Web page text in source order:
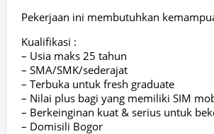
Pekerjaan ini membutuhkan
Kualifikasi :
– Usia maks 25 tahun
– SMA/SMK/sederajat
– Terbuka untuk fresh graduate
– Nilai plus bagi yang memiliki SIM
– Berkeinginan kuat & serius untuk
– Domisili Bogor